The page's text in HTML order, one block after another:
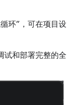
环”，可在项目设
试和部署完整的全